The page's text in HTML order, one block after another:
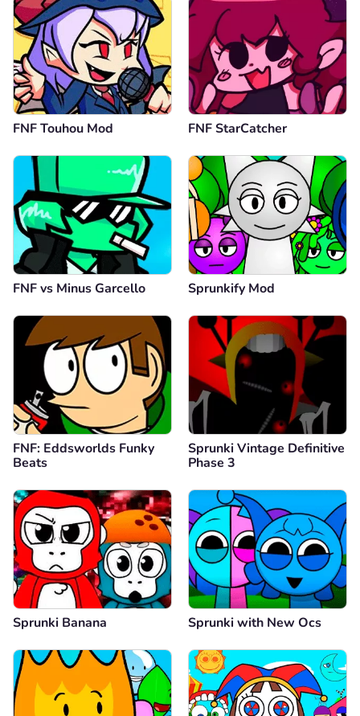
FNF Touhou Mod FNF StarCatcher
FNF vs Minus Garcello Sprunkify Mod
FNF: Eddsworlds Funky
Beats
Sprunki Vintage Definitive
Phase 3
Sprunki Banana Sprunki with New Ocs